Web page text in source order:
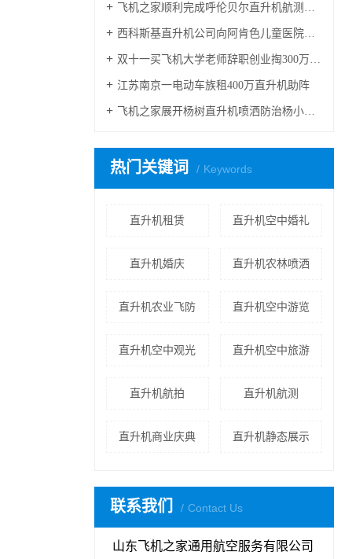
飞机之家顺利完成呼伦贝尔直升机航测作业
西科斯基直升机公司向阿肯色儿童医院交付两架
双十一买飞机大学老师辞职创业掏300万网上订购直升机
江苏南京一电动车族租400万直升机助阵
飞机之家展开杨树直升机喷洒防治杨小舟蛾
热门关键词 Keywords
直升机租赁 直升机空中婚礼
直升机婚庆 直升机农林喷洒
直升机农业飞防 直升机空中游览
直升机空中观光 直升机空中旅游
直升机航拍 直升机航测
直升机商业庆典 直升机静态展示
联系我们 Contact Us
山东飞机之家通用航空服务有限公司